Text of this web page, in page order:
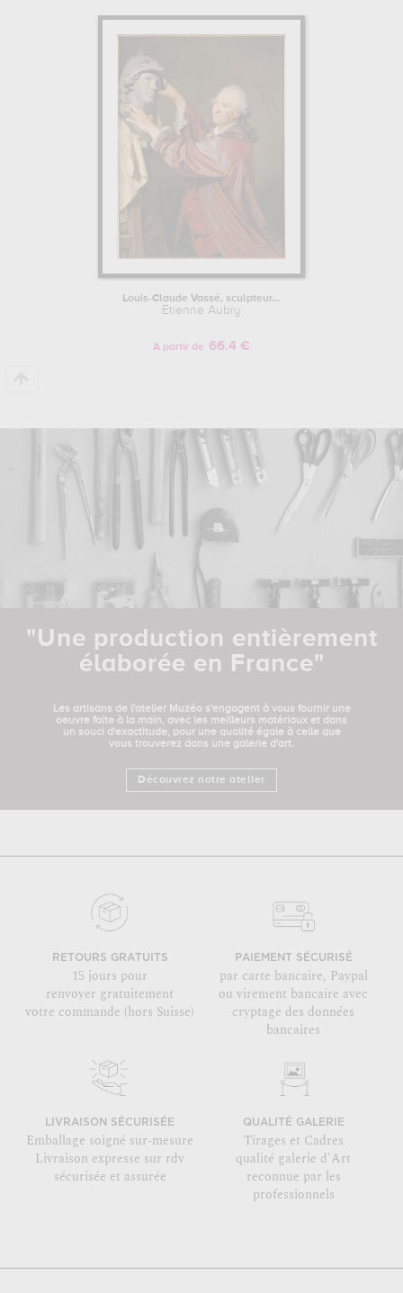
Louis-Claude Vassé, sculpteur...
Etienne Aubry
A partir de 66.4 €
"Une production entièrement
élaborée en France"
Les artisans de l'atelier Muzéo s'engagent à vous fournir une
oeuvre faite à la main, avec les meilleurs matériaux et dans
un souci d'exactitude, pour une qualité égale à celle que
vous trouverez dans une galerie d'art.
Découvrez notre atelier
RETOURS GRATUITS
15 jours pour
renvoyer gratuitement
votre commande (hors Suisse)
PAIEMENT SÉCURISÉ
par carte bancaire, Paypal
ou virement bancaire avec
cryptage des données
bancaires
LIVRAISON SÉCURISÉE
Emballage soigné sur-mesure
Livraison expresse sur rdv
sécurisée et assurée
QUALITÉ GALERIE
Tirages et Cadres
qualité galerie d'Art
reconnue par les
professionnels